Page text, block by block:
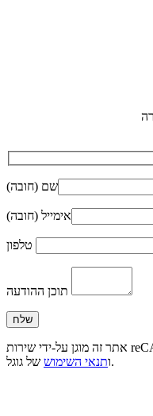
שם (חובה)
אימייל (חובה)
ותנאי השימוש של גוגל.